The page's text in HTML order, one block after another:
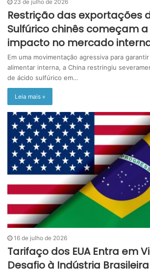
23 de julho de 2026
Restrição das exportações
Sulfúrico chinês começam
impacto no mercado
Em uma movimentação agressiva para
alimentar interna, a China restringiu
de ácido sulfúrico em…
Leia mais »
16 de julho de 2026
Tarifaço dos EUA Entra em
Desafio à Indústria Brasileira